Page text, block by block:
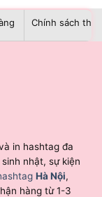
Chính sách
in hashtag đa
nhật, sự kiện
Hà Nội,
hàng từ 1-3